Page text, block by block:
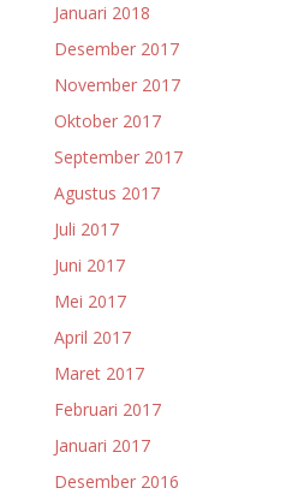
Januari 2018
Desember 2017
November 2017
Oktober 2017
September 2017
Agustus 2017
Juli 2017
Juni 2017
Mei 2017
April 2017
Maret 2017
Februari 2017
Januari 2017
Desember 2016